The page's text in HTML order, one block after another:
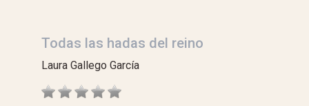
Todas las hadas del reino
Laura Gallego García